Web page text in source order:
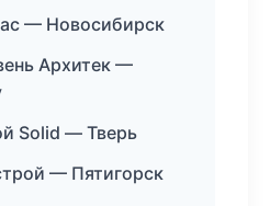
— Новосибирск
Архитек —
Solid — Тверь
— Пятигорск